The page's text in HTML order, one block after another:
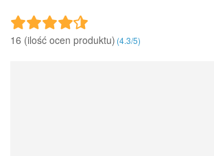
16 (ilość ocen produktu)‎(4.3/5)